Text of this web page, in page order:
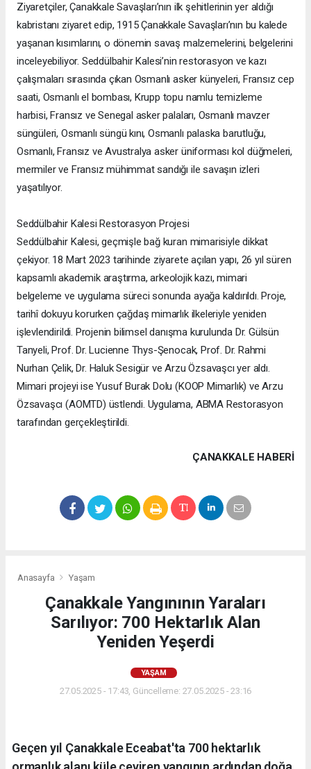
Ziyaretçiler, Çanakkale Savaşları’nın ilk şehitlerinin yer aldığı
kabristanı ziyaret edip, 1915 Çanakkale Savaşları’nın bu kalede
yaşanan kısımlarını, o dönemin savaş malzemelerini, belgelerini
inceleyebiliyor. Seddülbahir Kalesi’nin restorasyon ve kazı
çalışmaları sırasında çıkan Osmanlı asker künyeleri, Fransız cep
saati, Osmanlı el bombası, Krupp topu namlu temizleme
harbisi, Fransız ve Senegal asker palaları, Osmanlı mavzer
süngüleri, Osmanlı süngü kını, Osmanlı palaska barutluğu,
Osmanlı, Fransız ve Avustralya asker üniforması kol düğmeleri,
mermiler ve Fransız mühimmat sandığı ile savaşın izleri
yaşatılıyor.
Seddülbahir Kalesi Restorasyon Projesi
Seddülbahir Kalesi, geçmişle bağ kuran mimarisiyle dikkat
çekiyor. 18 Mart 2023 tarihinde ziyarete açılan yapı, 26 yıl süren
kapsamlı akademik araştırma, arkeolojik kazı, mimari
belgeleme ve uygulama süreci sonunda ayağa kaldırıldı. Proje,
tarihî dokuyu korurken çağdaş mimarlık ilkeleriyle yeniden
işlevlendirildi. Projenin bilimsel danışma kurulunda Dr. Gülsün
Tanyeli, Prof. Dr. Lucienne Thys-Şenocak, Prof. Dr. Rahmi
Nurhan Çelik, Dr. Haluk Sesigür ve Arzu Özsavaşcı yer aldı.
Mimari projeyi ise Yusuf Burak Dolu (KOOP Mimarlık) ve Arzu
Özsavaşcı (AOMTD) üstlendi. Uygulama, ABMA Restorasyon
tarafından gerçekleştirildi.
ÇANAKKALE HABERİ
Anasayfa Yaşam
Çanakkale Yangınının Yaraları
Sarılıyor: 700 Hektarlık Alan
Yeniden Yeşerdi
YAŞAM
27.05.2025 - 17:43, Güncelleme: 27.05.2025 - 23:16
Geçen yıl Çanakkale Eceabat'ta 700 hektarlık